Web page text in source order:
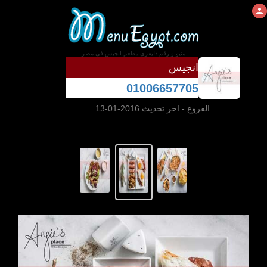
منيو و رقم دليفرى مطعم انجيس فى مصر
انجيس
01006657705
الفروع - اخر تحديث 2016-01-13